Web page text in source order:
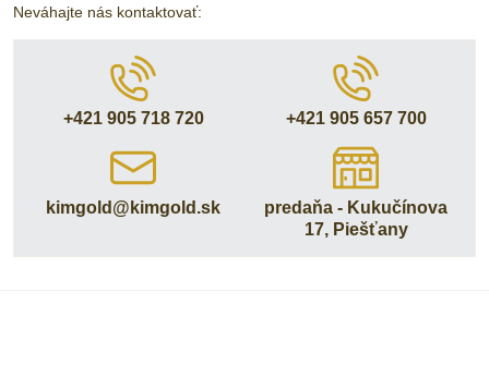
Neváhajte nás kontaktovať:
+421 905 718 720 +421 905 657 700
kimgold​@kimgold​.sk
predaňa - Kukučínova
17, Piešťany